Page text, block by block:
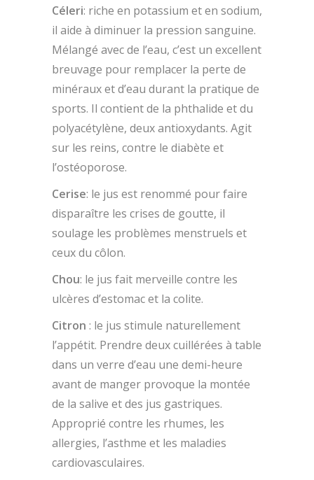
Céleri: riche en potassium et en sodium,
il aide à diminuer la pression sanguine.
Mélangé avec de l’eau, c’est un excellent
breuvage pour remplacer la perte de
minéraux et d’eau durant la pratique de
sports. Il contient de la phthalide et du
polyacétylène, deux antioxydants. Agit
sur les reins, contre le diabète et
l’ostéoporose.
Cerise: le jus est renommé pour faire
disparaître les crises de goutte, il
soulage les problèmes menstruels et
ceux du côlon.
Chou: le jus fait merveille contre les
ulcères d’estomac et la colite.
Citron : le jus stimule naturellement
l’appétit. Prendre deux cuillérées à table
dans un verre d’eau une demi-heure
avant de manger provoque la montée
de la salive et des jus gastriques.
Approprié contre les rhumes, les
allergies, l’asthme et les maladies
cardiovasculaires.